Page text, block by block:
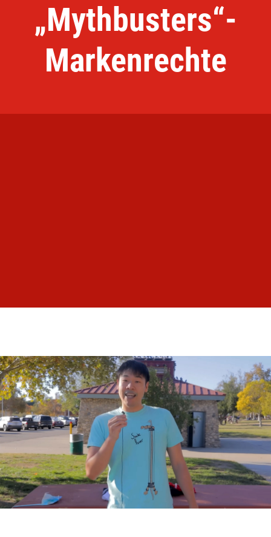
„Mythbusters“-
Markenrechte